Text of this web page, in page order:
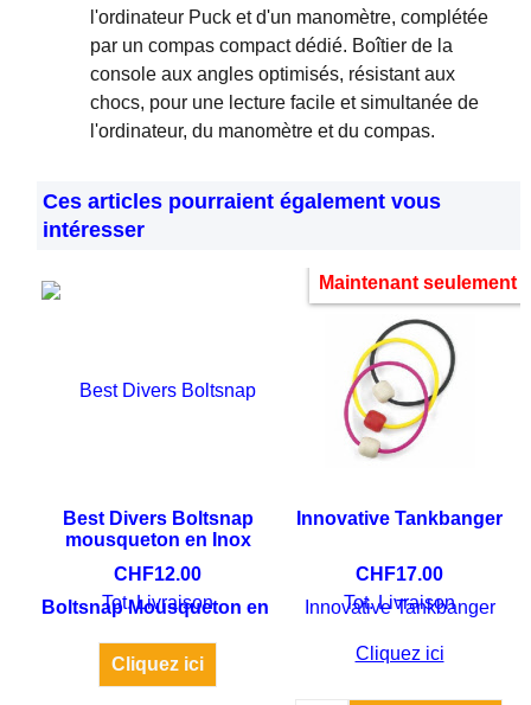
l'ordinateur Puck et d'un manomètre, complétée
par un compas compact dédié. Boîtier de la
console aux angles optimisés, résistant aux
chocs, pour une lecture facile et simultanée de
l'ordinateur, du manomètre et du compas.
Ces articles pourraient également vous
intéresser
Best Divers Boltsnap
mousqueton en Inox
CHF12.00
Tot. Livraison
Boltsnap Mousqueton en Inox 64 mm / ring 10 mm
Cliquez ici
Maintenant seulement
Innovative Tankbanger
CHF17.00
Tot. Livraison
Innovative Tankbanger
Cliquez ici